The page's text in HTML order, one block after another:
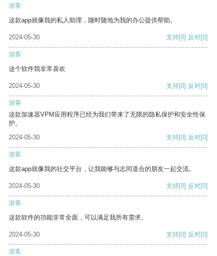
游客
这款app就像我的私人助理，随时随地为我的办公提供帮助。
2024-05-30 支持[0] 反对[0]
游客
这个软件我非常喜欢
2024-05-30 支持[0] 反对[0]
游客
这款加速器VPM应用程序已经为我们带来了无限的隐私保护和安全性保
护。
2024-05-30
支持[0] 反对[0]
游客
这款app就像我的社交平台，让我能够与志同道合的朋友一起交流。
2024-05-30 支持[0] 反对[0]
游客
这款软件的功能非常全面，可以满足我所有需求。
2024-05-30 支持[0] 反对[0]
游客